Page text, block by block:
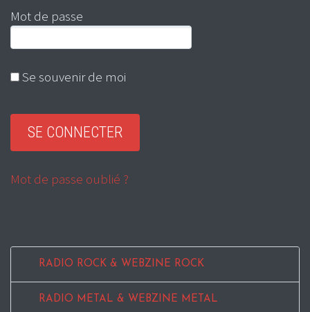
Mot de passe
Se souvenir de moi
Mot de passe oublié ?
RADIO ROCK & WEBZINE ROCK
RADIO METAL & WEBZINE METAL